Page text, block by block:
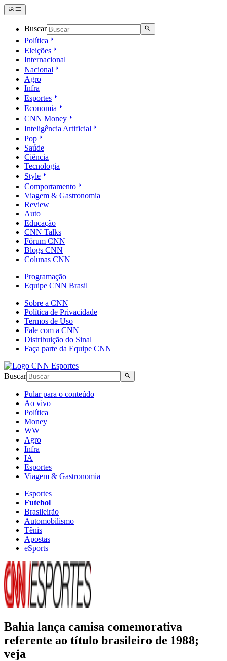
Buscar
Política
Eleições
Internacional
Nacional
Agro
Infra
Esportes
Economia
CNN Money
Inteligência Artificial
Pop
Saúde
Ciência
Tecnologia
Style
Comportamento
Viagem & Gastronomia
Review
Auto
Educação
CNN Talks
Fórum CNN
Blogs CNN
Colunas CNN
Programação
Equipe CNN Brasil
Sobre a CNN
Política de Privacidade
Termos de Uso
Fale com a CNN
Distribuição do Sinal
Faça parte da Equipe CNN
Buscar
Pular para o conteúdo
Ao vivo
Política
Money
WW
Agro
Infra
IA
Esportes
Viagem & Gastronomia
Esportes
Futebol
Brasileirão
Automobilismo
Tênis
Apostas
eSports
Bahia lança camisa comemorativa
referente ao título brasileiro de 1988;
veja